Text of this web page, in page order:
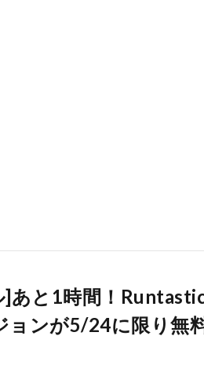
あと1時間！
ョンが5/24に限り無